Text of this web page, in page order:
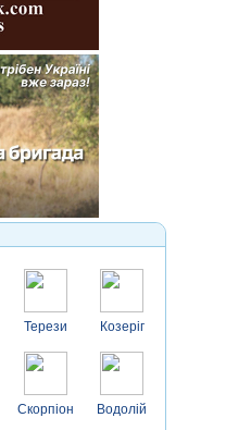
Терези
Скорпіон
Козеріг
Водолій